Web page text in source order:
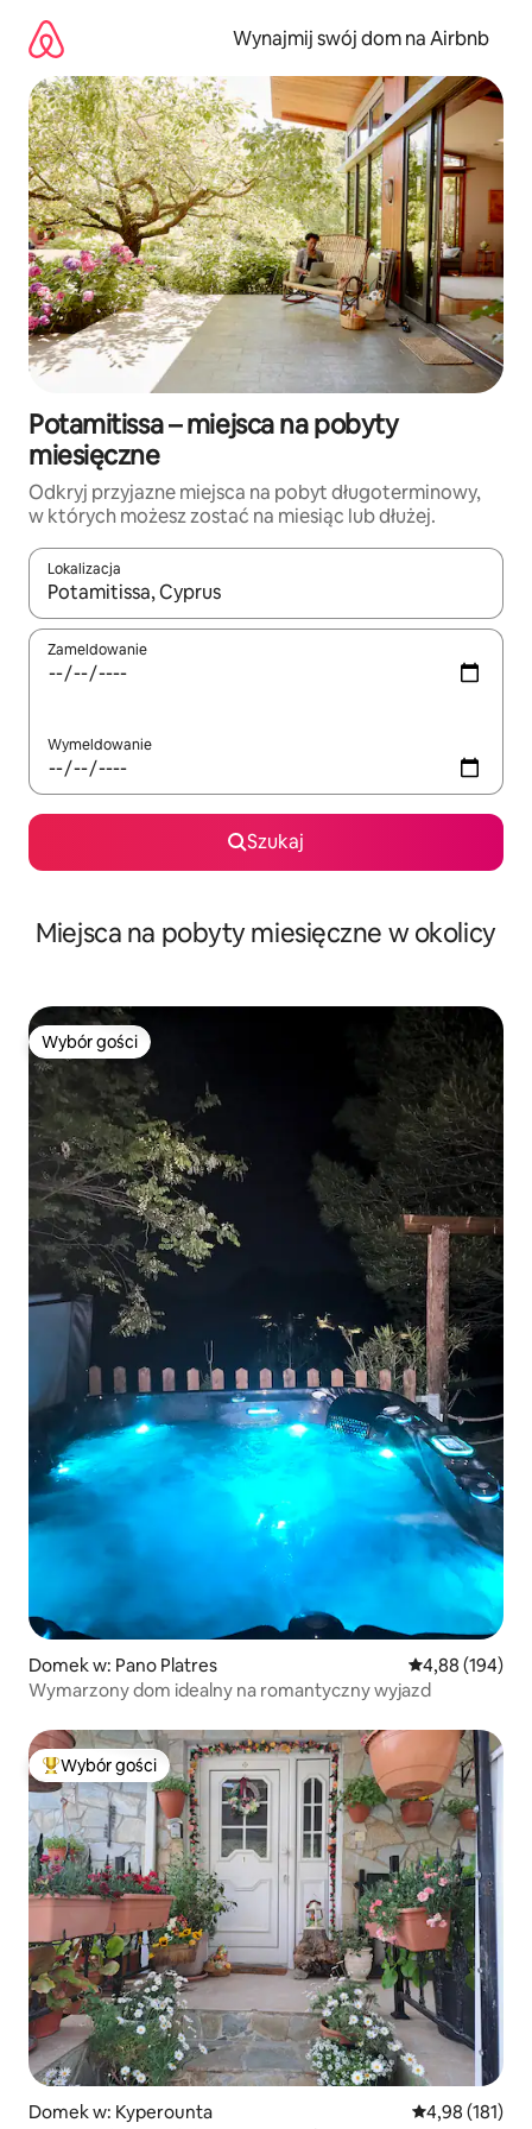
treści
Wynajmij swój dom na Airbnb
Potamitissa – miejsca na pobyty
miesięczne
Odkryj przyjazne miejsca na pobyt długoterminowy,
w których możesz zostać na miesiąc lub dłużej.
Lokalizacja
Gdy wyniki będą dostępne, możesz poruszać się po nich za
Zameldowanie
Wymeldowanie
Szukaj
Miejsca na pobyty miesięczne w okolicy
Wybór gości
Wybór gości
Domek w: Pano Platres Średnia
4,88 (194)
Wymarzony dom idealny na romantyczny wyjazd
Najpopularniejsze z kategorii Wybór gości
Wybór gości
Domek w: Kyperounta Średnia
4,98 (181)